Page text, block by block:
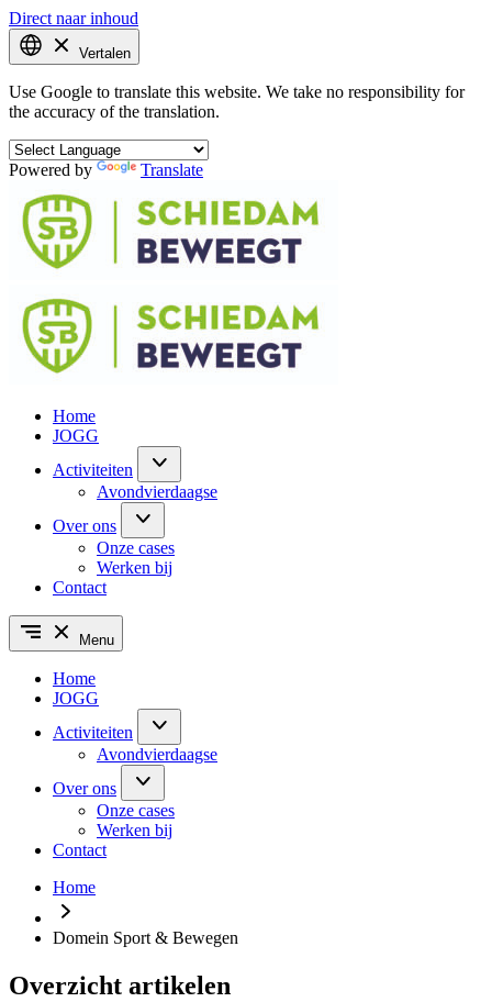
Direct naar inhoud
Vertalen
Use Google to translate this website. We take no responsibility for
the accuracy of the translation.
Powered by Translate
Home
JOGG
Activiteiten
Avondvierdaagse
Over ons
Onze cases
Werken bij
Contact
Menu
Home
JOGG
Activiteiten
Avondvierdaagse
Over ons
Onze cases
Werken bij
Contact
Home
Domein Sport & Bewegen
Overzicht artikelen